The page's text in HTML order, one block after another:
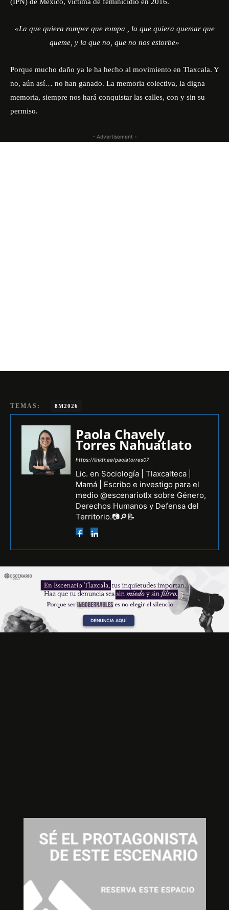
«La que quiera romper que rompa , la que quiera quemar que
queme, y la que no, que no nos estorbe»
Porque mucho daño ya le ha hecho al movimiento en Tlaxcala. Y
no, aún así… no han ganado. La memoria colectiva, la digna
memoria, siempre nos hará conquistar las calles, con y sin su
permiso.
- Advertisement -
TEMAS: 8M2026
Paola Chavely
Torres Nahuatlato
https://linktr.ee/paolatorres07
Lic. en Sociología | Tlaxcalteca |
Mamá | Escribo e investigo para el
medio @escenariotlx sobre Género,
Derechos Humanos y Defensa del
Territorio.📷🔎📝